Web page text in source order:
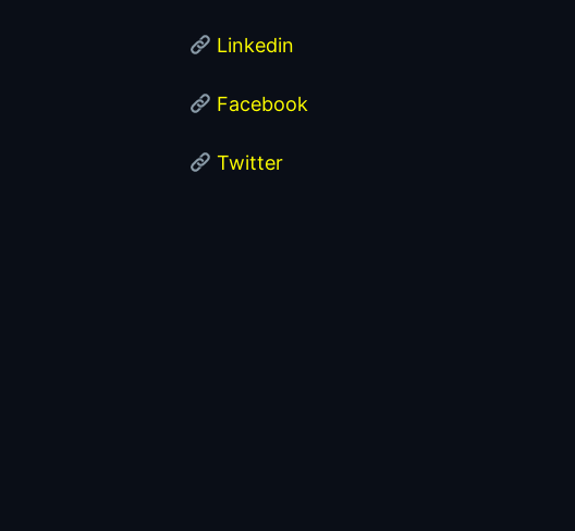
Linkedin
Facebook
Twitter